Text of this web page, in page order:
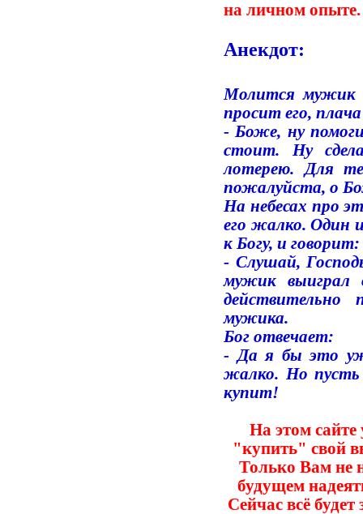
на личном опыте.
Анекдот:
Молится мужик
просит его,
- Боже, ну
стоит. Ну
лотерею. Для
пожалуйста, о
На небесах про
его жалко. Один
к Богу, и говорит:
- Слушай,
мужик
действительно
мужика.
Бог отвечает:
- Да я бы это
жалко. Но
купит!
На этом сайте
"купить" свой
Только Вам не
будущем
Сейчас всё